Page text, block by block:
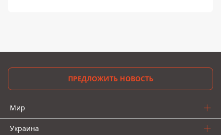
ПРЕДЛОЖИТЬ НОВОСТЬ
Мир
Украина